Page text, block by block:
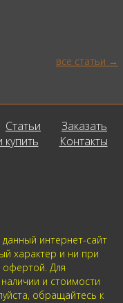
все статьи
Статьи
Заказать
купить Контакты
интернет-сайт
характер и ни при
офертой. Для
и стоимости
обращайтесь к